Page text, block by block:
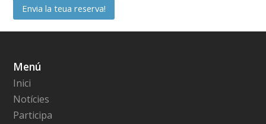
Menú
Inici
Notícies
Participa